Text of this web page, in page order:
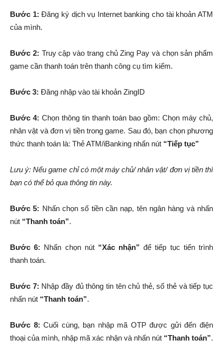
Bước 1: Đăng ký dịch vụ Internet banking cho tài khoản ATM
của mình.
Bước 2: Truy cập vào trang chủ Zing Pay và chọn sản phẩm
game cần thanh toán trên thanh công cụ tìm kiếm.
Bước 3: Đăng nhập vào tài khoản ZingID
Bước 4: Chọn thông tin thanh toán bao gồm: Chọn máy chủ,
nhân vật và đơn vị tiền trong game. Sau đó, bạn chọn phương
thức thanh toán là: Thẻ ATM/iBanking nhấn nút “Tiếp tục”
Lưu ý: Nếu game chỉ có một máy chủ/ nhân vật/ đơn vị tiền thì
bạn có thể bỏ qua thông tin này.
Bước 5: Nhấn chọn số tiền cần nạp, tên ngân hàng và nhấn
nút “Thanh toán”.
Bước 6: Nhấn chọn nút “Xác nhận” để tiếp tục tiến trình
thanh toán.
Bước 7: Nhập đầy đủ thông tin tên chủ thẻ, số thẻ và tiếp tục
nhấn nút “Thanh toán”.
Bước 8: Cuối cùng, bạn nhập mã OTP được gửi đến điện
thoại của mình, nhập mã xác nhận và nhấn nút “Thanh toán”.